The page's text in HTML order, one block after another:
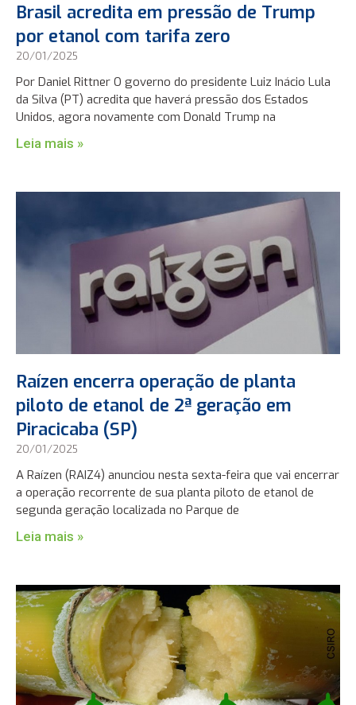
Brasil acredita em pressão de Trump
por etanol com tarifa zero
20/01/2025
Por Daniel Rittner O governo do presidente Luiz Inácio Lula
da Silva (PT) acredita que haverá pressão dos Estados
Unidos, agora novamente com Donald Trump na
Leia mais »
Raízen encerra operação de planta
piloto de etanol de 2ª geração em
Piracicaba (SP)
20/01/2025
A Raízen (RAIZ4) anunciou nesta sexta-feira que vai encerrar
a operação recorrente de sua planta piloto de etanol de
segunda geração localizada no Parque de
Leia mais »